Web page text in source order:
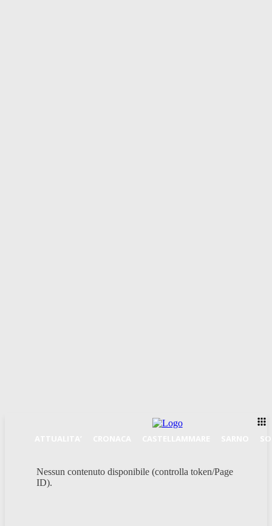
Nessun contenuto disponibile (controlla token/Page
ID).